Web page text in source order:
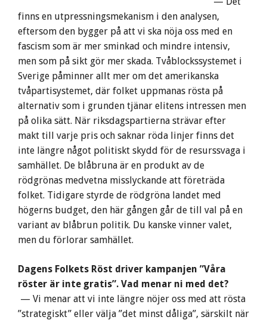
finns en utpressningsmekanism i den analysen,
eftersom den bygger på att vi ska nöja oss med en
fascism som är mer sminkad och mindre intensiv,
men som på sikt gör mer skada. Tvåblockssystemet i
Sverige påminner allt mer om det amerikanska
tvåpartisystemet, där folket uppmanas rösta på
alternativ som i grunden tjänar elitens intressen men
på olika sätt. När riksdagspartierna strävar efter
makt till varje pris och saknar röda linjer finns det
inte längre något politiskt skydd för de resurssvaga i
samhället. De blåbruna är en produkt av de
rödgrönas medvetna misslyckande att företräda
folket. Tidigare styrde de rödgröna landet med
högerns budget, den här gången går de till val på en
variant av blåbrun politik. Du kanske vinner valet,
men du förlorar samhället.
Dagens Folkets Röst driver kampanjen ”Våra
röster är inte gratis”. Vad menar ni med det?
— Vi menar att vi inte längre nöjer oss med att rösta
”strategiskt” eller välja ”det minst dåliga”, särskilt när